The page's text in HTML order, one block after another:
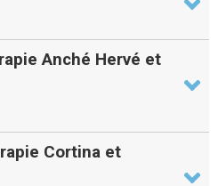
Anché Hervé et
Cortina et